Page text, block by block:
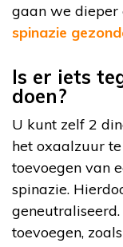
gaan we dieper
spinazie
Is er iets
doen?
U kunt zelf 2
het oxaalzuur
toevoegen van
spinazie.
toevoegen,